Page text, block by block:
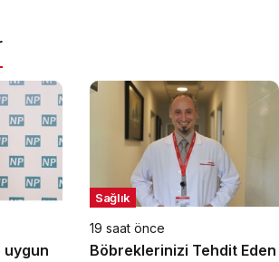
uygun
Sağlık
19 saat önce
Böbreklerinizi Tehdit Eden